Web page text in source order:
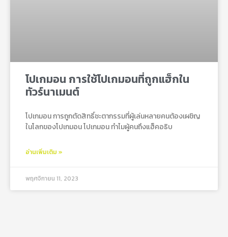
โปเกมอน การใช้โปเกมอนที่ถูกแฮ็กใน
ทัวร์นาเมนต์
โปเกมอน การถูกตัดสิทธิ์ชะตากรรมที่ผู้เล่นหลายคนต้องเผชิญ
ในโลกของโปเกมอน โปเกมอน ทำไมผู้คนถึงแฮ็คอธิบ
อ่านเพิ่มเติม »
พฤศจิกายน 11, 2023